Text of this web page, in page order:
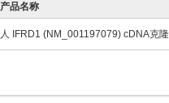
产品名称
人 IFRD1 (NM_001197079) cDNA克隆